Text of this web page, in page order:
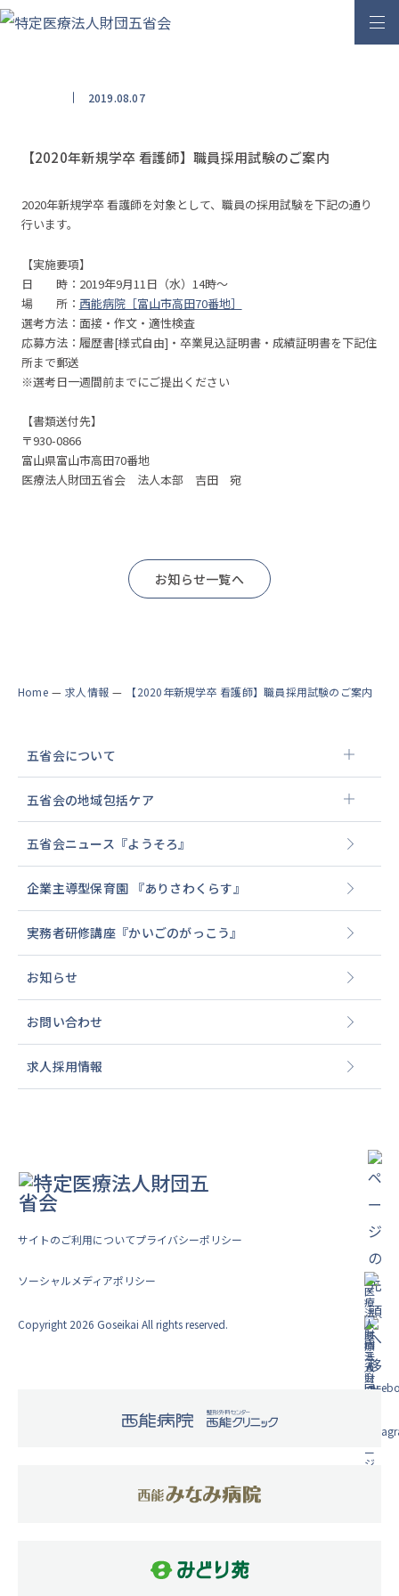
コンテンツへスキップ
【2020年新規学卒 看護師】職員採用試験のご案内
2019.08.07
2020年新規学卒 看護師を対象として、職員の採用試験を下記の通り
行います。
【実施要項】
日 時：2019年9月11日（水）14時～
場 所： 西能病院［富山市高田70番地］
選考方法：面接・作文・適性検査
応募方法：履歴書[様式自由]・卒業見込証明書・成績証明書を下記住
所まで郵送
※選考日一週間前までにご提出ください
【書類送付先】
〒930-0866
富山県富山市高田70番地
医療法人財団五省会 法人本部 吉田 宛
お知らせ一覧へ
Home — 求人情報 — 【2020年新規学卒 看護師】職員採用試験のご案内
五省会について
五省会の地域包括ケア
五省会ニュース『ようそろ』
企業主導型保育園 『ありさわくらす』
実務者研修講座『かいごのがっこう』
お知らせ
お問い合わせ
求人採用情報
サイトのご利用についてプライバシーポリシー
ソーシャルメディアポリシー
Copyright 2026 Goseikai All rights reserved.